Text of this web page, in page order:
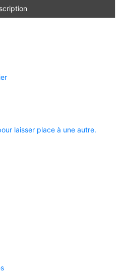
laisser place à une autre.